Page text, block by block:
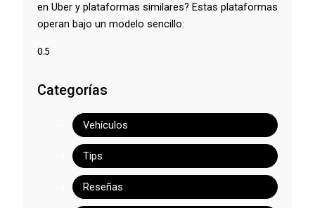
en Uber y plataformas similares? Estas plataformas
operan bajo un modelo sencillo:
Categorías
Vehículos
Tips
Reseñas